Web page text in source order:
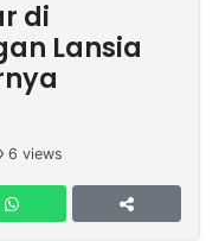
di
Lansia
6 views